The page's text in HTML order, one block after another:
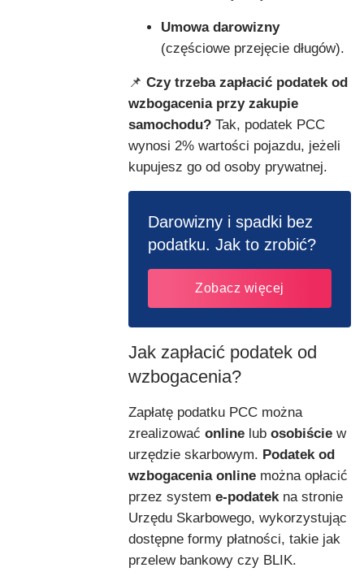
Umowa darowizny
(częściowe przejęcie długów).
📌 Czy trzeba zapłacić podatek od
wzbogacenia przy zakupie
samochodu? Tak, podatek PCC
wynosi 2% wartości pojazdu, jeżeli
kupujesz go od osoby prywatnej.
Darowizny i spadki bez
podatku. Jak to zrobić?
Zobacz więcej
Jak zapłacić podatek od
wzbogacenia?
Zapłatę podatku PCC można
zrealizować online lub osobiście w
urzędzie skarbowym. Podatek od
wzbogacenia online można opłacić
przez system e-podatek na stronie
Urzędu Skarbowego, wykorzystując
dostępne formy płatności, takie jak
przelew bankowy czy BLIK.